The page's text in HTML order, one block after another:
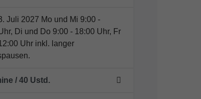
Juli 2027 Mo und Mi 9:00 -
Di und Do 9:00 - 18:00 Uhr, Fr
Uhr inkl. langer
/ 40 Ustd.